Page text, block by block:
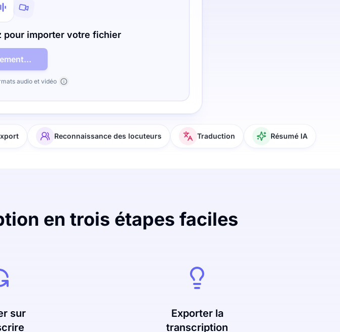
pour importer votre fichier
audio et vidéo
Reconnaissance des locuteurs Traduction Résumé IA
en trois étapes faciles
sur
Exporter la
transcription